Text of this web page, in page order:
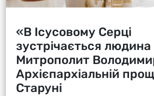
«В Ісусовому Серці
зустрічається людина
Митрополит
Архієпархіальній
Старуні